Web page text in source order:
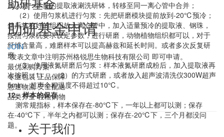
加入另一半量的提取液涮洗研钵，转移至同一离心管中合并；
（2）使用匀浆机进行匀浆：先把研磨模块提前放到-20℃预冷；
然后将称好的组织放入离心管中，加入适量预冷的提取液、钢珠，
按照匀浆机要求设定参数，进行研磨，动物植物组织都可以，对于
纤维含量高，难磨样本可以提高赫兹和延长时间。或者多次反复研
磨
（3）使用液氮研磨后匀浆：样本液氮研磨成粉后，加入提取液再
次按照（1）、（2）的方式研磨，或者放入超声波清洗仪300W超声
5min，超声全程温度不得超过10℃。
12、样本的保存
测常规指标，样本保存在-80℃下，一年以上都可以测；保存
在-40℃下，半年之内都可以测；保存在-20℃下，三个月都没问
题。
助研基金申请
JOIN
*发表文章中注明苏州格锐思生物科技有限公司 即可申请。
最优采购方案
专业包装 正品保障
急速物流 安全配送
品类齐全 轻松购物
关于我们